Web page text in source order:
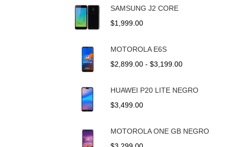
SAMSUNG J2 CORE
$1,999.00
MOTOROLA E6S
$2,899.00 - $3,199.00Rango
precios:
HUAWEI P20 LITE NEGRO
$3,499.00
MOTOROLA ONE GB NEGRO